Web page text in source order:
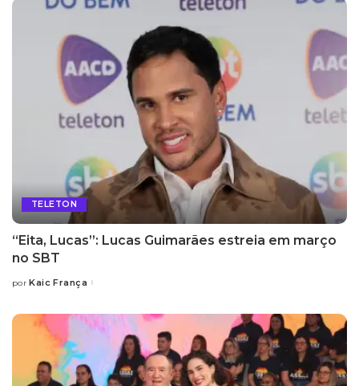
TELETON
“Eita, Lucas”: Lucas Guimarães estreia em março
no SBT
Posted
por Kaic França